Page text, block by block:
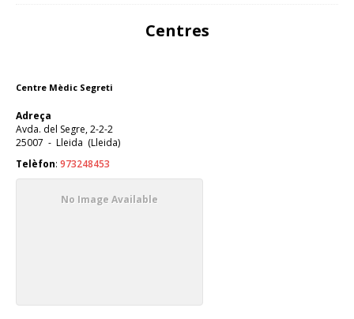
Centres
Centre Mèdic Segreti
Adreça
Avda. del Segre, 2-2-2
25007 - Lleida (Lleida)
Telèfon: 973248453
No Image Available